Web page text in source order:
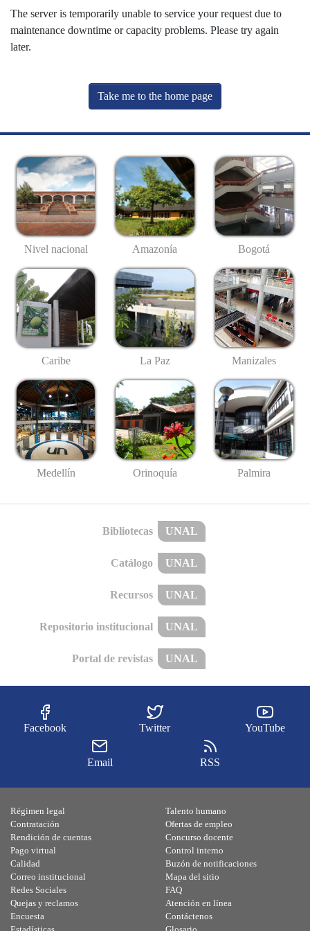
The server is temporarily unable to service your request due to
maintenance downtime or capacity problems. Please try again
later.
Take me to the home page
Nivel nacional Amazonía Bogotá
Caribe La Paz Manizales
Medellín Orinoquía Palmira
Bibliotecas UNAL
Catálogo UNAL
Recursos UNAL
Repositorio institucional UNAL
Portal de revistas UNAL
Facebook Twitter YouTube
Email RSS
Régimen legal
Contratación
Rendición de cuentas
Pago virtual
Calidad
Talento humano
Ofertas de empleo
Concurso docente
Control interno
Buzón de notificaciones
Correo institucional
Redes Sociales
Quejas y reclamos
Encuesta
Mapa del sitio
FAQ
Atención en línea
Contáctenos